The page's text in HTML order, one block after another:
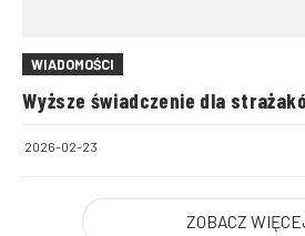
WIADOMOŚCI
Wyższe świadczenie dla
2026-02-23
ZOBACZ